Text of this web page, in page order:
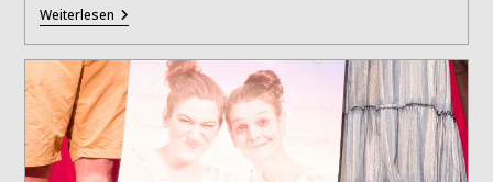
Weiterlesen„Arsen
&
Spitzenhäubchen“